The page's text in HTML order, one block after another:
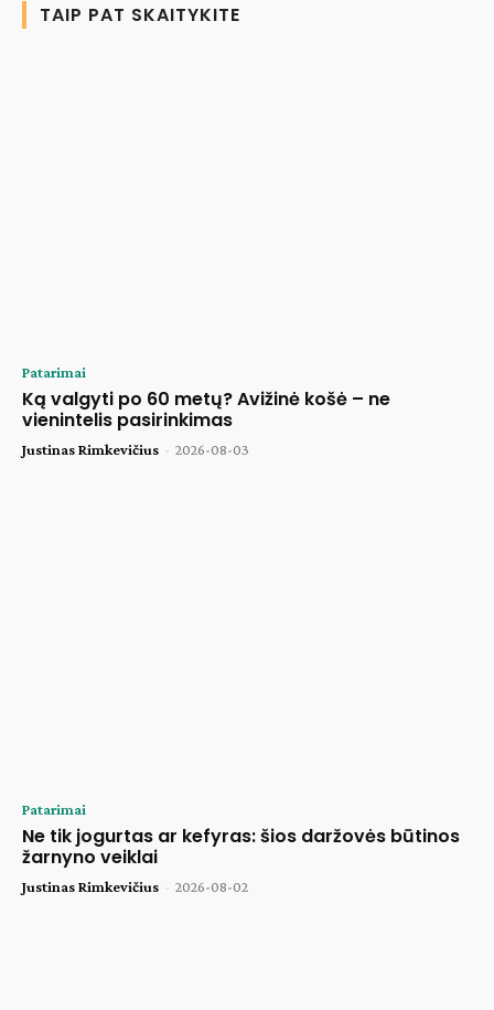
TAIP PAT SKAITYKITE
Patarimai
Ką valgyti po 60 metų? Avižinė košė – ne
vienintelis pasirinkimas
Justinas Rimkevičius - 2026-08-03
Patarimai
Ne tik jogurtas ar kefyras: šios daržovės būtinos
žarnyno veiklai
Justinas Rimkevičius - 2026-08-02